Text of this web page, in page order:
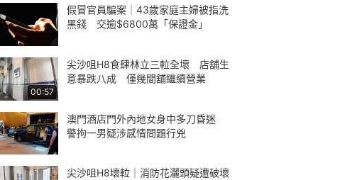
假冒官員騙案｜43歲家庭主婦被指洗
黑錢 交逾$6800萬「保證金」
00:57
尖沙咀H8食肆林立三𨋢全壞 店舖生
意暴跌八成 僅幾間舖繼續營業
澳門酒店門外內地女身中多刀昏迷
警拘一男疑涉感情問題行兇
尖沙咀H8壞𨋢｜消防花灑頭疑遭破壞